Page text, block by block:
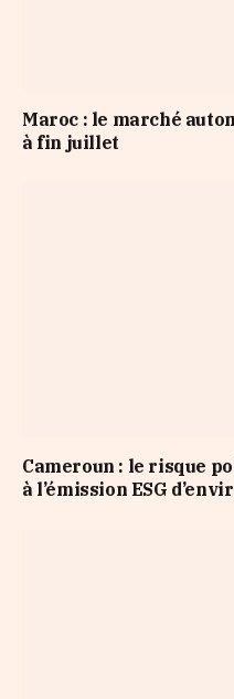
Maroc : le marché
à fin juillet
Cameroun : le risque
à l’émission ESG